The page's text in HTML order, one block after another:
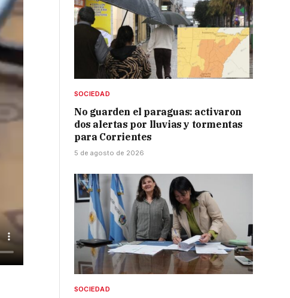
SOCIEDAD
No guarden el paraguas: activaron
dos alertas por lluvias y tormentas
para Corrientes
5 de agosto de 2026
SOCIEDAD